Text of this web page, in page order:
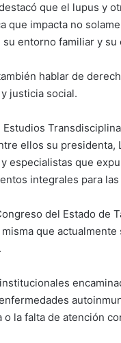
que el lupus y
impacta no
entorno familiar y
hablar de
justicia social.
ellos su presidenta,
especialistas que
integrales para
del Estado de
que actualmente
la falta de atención